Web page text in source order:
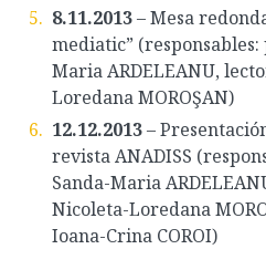
8.11.2013– Mesa
mediatic”
Maria ARDELEANU,
Loredana MOROŞAN)
12.12.2013–
revista ANADISS
Sanda-Maria
Nicoleta-Loredana
Ioana-Crina COROI)